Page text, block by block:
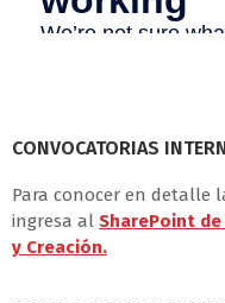
CONVOCATORIAS
Para conocer en detalle
ingresa al SharePoint
y Creación.